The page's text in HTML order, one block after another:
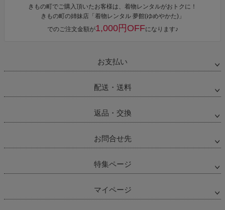
きもの町でご購入頂いたお客様は、着物レンタルがおトクに！
きもの町の姉妹店「着物レンタル 夢館(ゆめやかた)」
でのご注文金額が1,000円OFFになります♪
お支払い
配送・送料
返品・交換
お問合せ先
特集ページ
マイページ